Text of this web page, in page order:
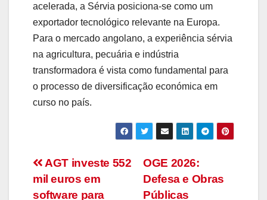
acelerada, a Sérvia posiciona-se como um
exportador tecnológico relevante na Europa.
Para o mercado angolano, a experiência sérvia
na agricultura, pecuária e indústria
transformadora é vista como fundamental para
o processo de diversificação económica em
curso no país.
Navegação
de
OGE 2026:
Defesa e Obras
Públicas
AGT investe 552
mil euros em
software para